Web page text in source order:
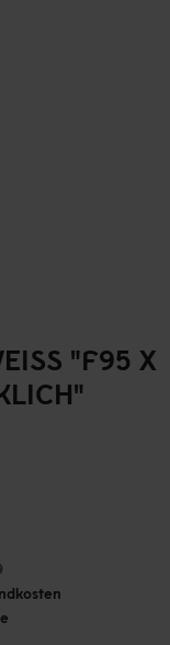
"F95 X G